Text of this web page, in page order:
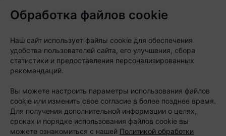
Районы как часть городской
идентичности
По наблюдениям команды «Офистон Маркет»,
любовь к городам сегодня все реже выражается
через привычные магнитики с ратушей или
вдохновляют обычные кварталы, бетонные дворы,
заводские трубы и остановки — все то, что
знакомо каждому местному жителю.
Обработка файлов cookie
Наш сайт использует файлы cookie для обеспечения
удобства пользователей сайта, его улучшения, сбора
статистики и предоставления персонализированных
рекомендаций.
Вы можете настроить параметры использования файлов
cookie или изменить свое согласие в более позднее время.
Для получения дополнительной информации о целях,
сроках и порядке использования файлов cookie вы
можете ознакомиться с нашей Политикой обработки